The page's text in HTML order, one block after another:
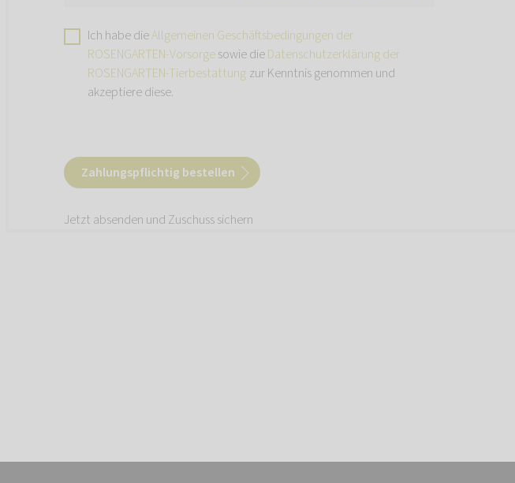
Ich habe dieAllgemeinen Geschäftsbedingungen der
ROSENGARTEN-Vorsorgesowie dieDatenschutzerklärung der
ROSENGARTEN-Tierbestattung zur Kenntnis genommen und
akzeptiere diese.
Zahlungspflichtig bestellen
Jetzt absenden und Zuschuss sichern